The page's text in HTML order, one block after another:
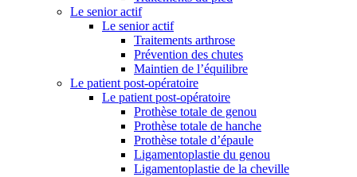
Le senior actif
Le senior actif
Traitements arthrose
Prévention des chutes
Maintien de l’équilibre
Le patient post-opératoire
Le patient post-opératoire
Prothèse totale de genou
Prothèse totale de hanche
Prothèse totale d’épaule
Ligamentoplastie du genou
Ligamentoplastie de la cheville